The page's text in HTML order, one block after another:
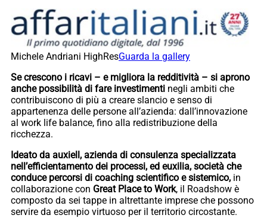
Michele Andriani HighResGuarda la gallery
Se crescono i ricavi – e migliora la redditività – si aprono
anche possibilità di fare investimenti negli ambiti che
contribuiscono di più a creare slancio e senso di
appartenenza delle persone all’azienda: dall’innovazione
al work life balance, fino alla redistribuzione della
ricchezza.
Ideato da auxiell, azienda di consulenza specializzata
nell’efficientamento dei processi, ed euxilia, società che
conduce percorsi di coaching scientifico e sistemico, in
collaborazione con Great Place to Work, il Roadshow è
composto da sei tappe in altrettante imprese che possono
servire da esempio virtuoso per il territorio circostante.